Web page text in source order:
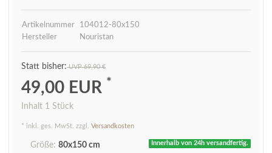
Artikelnummer
104012-80x150
Hersteller
Nouristan
UVP 69,90 €
49,00 EUR *
Inhalt 1 Stück
* inkl. ges. MwSt. zzgl. Versandkosten
Innerhalb von 24h versandfertig.
Größe: 80x150 cm